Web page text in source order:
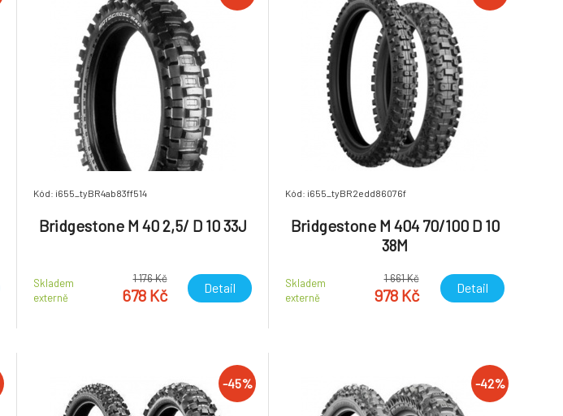
Kód: i655_tyBR4ab83ff514
Bridgestone M 40 2,5/ D 10 33J
Skladem
externě
1 176 Kč
678 Kč Detail
Kód: i655_tyBR2edd86076f
Bridgestone M 404 70/100 D 10
38M
Skladem
externě
1 661 Kč
978 Kč Detail
-45% -42%